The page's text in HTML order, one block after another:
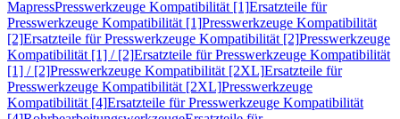
MapressPresswerkzeuge Kompatibilität [1]Ersatzteile für
Presswerkzeuge Kompatibilität [1]Presswerkzeuge Kompatibilität
[2]Ersatzteile für Presswerkzeuge Kompatibilität [2]Presswerkzeuge
Kompatibilität [1] / [2]Ersatzteile für Presswerkzeuge Kompatibilität
[1] / [2]Presswerkzeuge Kompatibilität [2XL]Ersatzteile für
Presswerkzeuge Kompatibilität [2XL]Presswerkzeuge
Kompatibilität [4]Ersatzteile für Presswerkzeuge Kompatibilität